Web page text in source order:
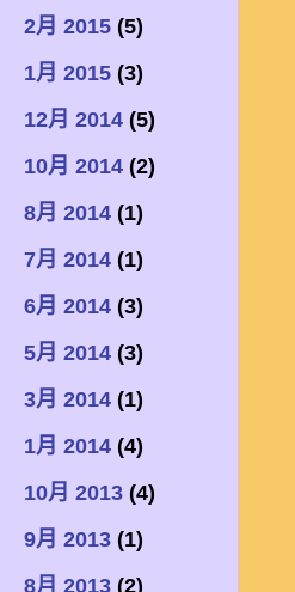
2月 2015 (5)
1月 2015 (3)
12月 2014 (5)
10月 2014 (2)
8月 2014 (1)
7月 2014 (1)
6月 2014 (3)
5月 2014 (3)
3月 2014 (1)
1月 2014 (4)
10月 2013 (4)
9月 2013 (1)
8月 2013 (2)